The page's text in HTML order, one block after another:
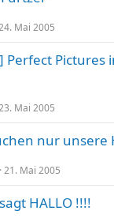
Mai 2005
Perfect Pictures
Mai 2005
nur unsere
21. Mai 2005
HALLO !!!!